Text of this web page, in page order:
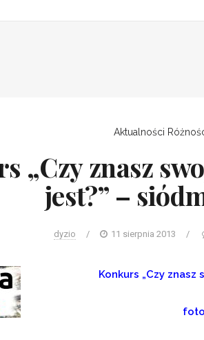
Aktualności
„Czy znasz
jest?” –
dyzio / 11 sierpnia 2013 /
Konkurs „Czy